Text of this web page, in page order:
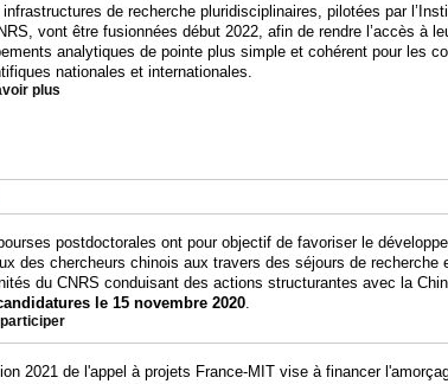
de recherche pluridisciplinaires, pilotées par
vont être fusionnées début 2022, afin de rendre l’accès à
analytiques de pointe plus simple et cohérent pour les
nationales et internationales.
plus
postdoctorales ont pour objectif de favoriser le
des chercheurs chinois aux travers des séjours de recherche
du CNRS conduisant des actions structurantes avec la
le 15 novembre 2020
participer
2021 de l'appel à projets France-MIT vise à financer